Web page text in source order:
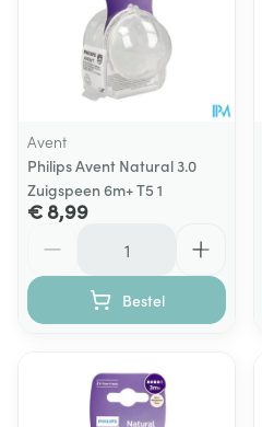
Avent
Philips Avent Natural 3.0
Zuigspeen 6m+ T5 1
€ 8,99
Bestel